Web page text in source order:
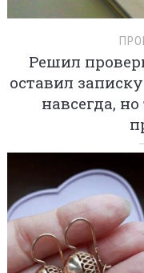
Решил
оставил
навсегда,